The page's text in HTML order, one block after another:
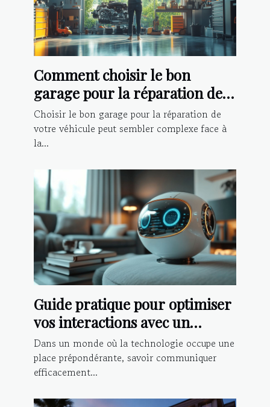
Comment choisir le bon
garage pour la réparation de
votre véhicule ?
Choisir le bon garage pour la réparation de
votre véhicule peut sembler complexe face à
la...
Guide pratique pour optimiser
vos interactions avec un
chatbot IA
Dans un monde où la technologie occupe une
place prépondérante, savoir communiquer
efficacement...